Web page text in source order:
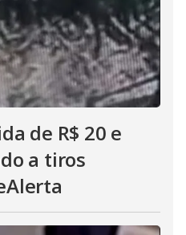
de R$ 20 e
a tiros